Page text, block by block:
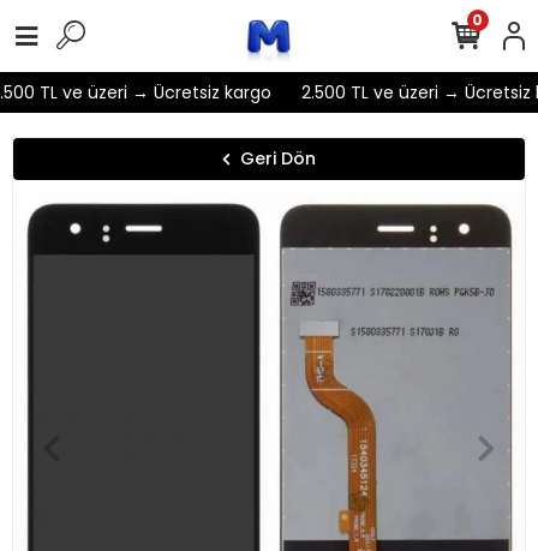
TL ve üzeri → Ücretsiz kargo 2.500 TL ve üzeri → Ücretsiz
0
Geri Dön